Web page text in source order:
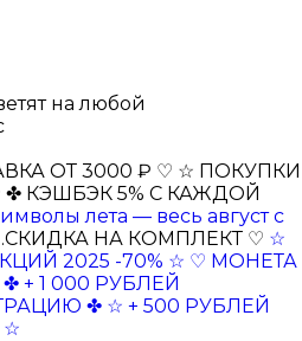
на любой
ОТ 3000 ₽ ♡ ☆ ПОКУПКИ
✤ КЭШБЭК 5% С КАЖДОЙ
лета — весь август с
НА КОМПЛЕКТ ♡ ☆
2025 -70% ☆ ♡ МОНЕТА
✤ + 1 000 РУБЛЕЙ
✤ ☆ + 500 РУБЛЕЙ
☆